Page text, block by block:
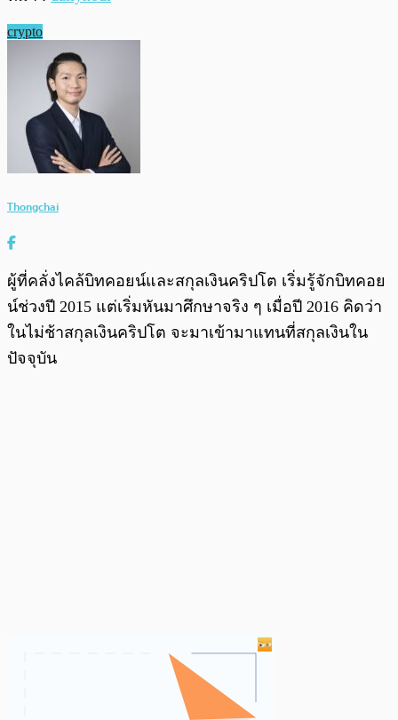
crypto
Thongchai
ผู้ที่คลั่งไคล้บิทคอยน์และสกุลเงินคริปโต เริ่มรู้จักบิทคอย
น์ช่วงปี 2015 แต่เริ่มหันมาศึกษาจริง ๆ เมื่อปี 2016 คิดว่า
ในไม่ช้าสกุลเงินคริปโต จะมาเข้ามาแทนที่สกุลเงินใน
ปัจจุบัน